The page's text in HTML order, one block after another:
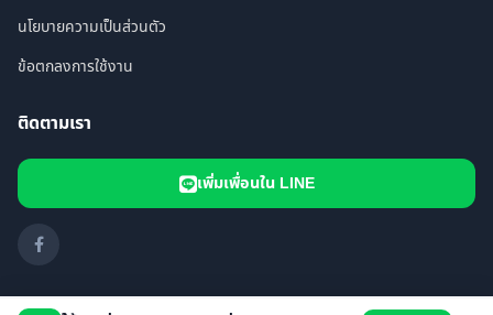
นโยบายความเป็นส่วนตัว
ข้อตกลงการใช้งาน
ติดตามเรา
เพิ่มเพื่อนใน LINE